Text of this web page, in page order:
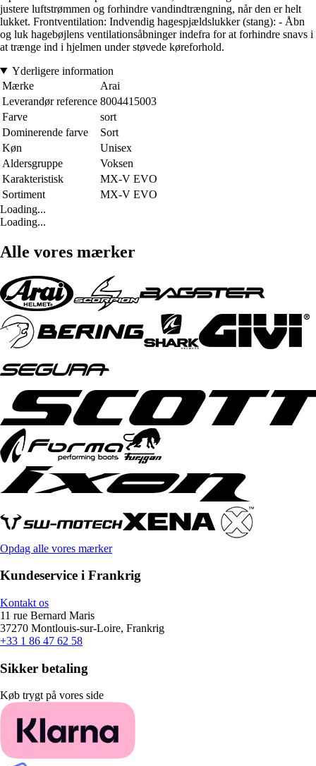
justere luftstrømmen og forhindre vandindtrængning, når den er helt
lukket. Frontventilation: Indvendig hagespjældslukker (stang): - Åbn
og luk hagebøjlens ventilationsåbninger indefra for at forhindre snavs i
at trænge ind i hjelmen under støvede køreforhold.
Yderligere information
Mærke
Arai
Leverandør reference 8004415003
Farve
sort
Dominerende farve
Sort
Køn
Unisex
Aldersgruppe
Voksen
Karakteristisk
MX-V EVO
Sortiment
MX-V EVO
Loading...
Loading...
Alle vores mærker
Opdag alle vores mærker
Kundeservice i Frankrig
Kontakt os
11 rue Bernard Maris
37270 Montlouis-sur-Loire, Frankrig
+33 1 86 47 62 58
Sikker betaling
Køb trygt på vores side